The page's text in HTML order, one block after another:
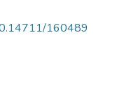
160489